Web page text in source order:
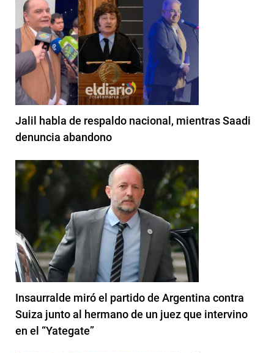
Jalil habla de respaldo nacional, mientras Saadi
denuncia abandono
Insaurralde miró el partido de Argentina contra
Suiza junto al hermano de un juez que intervino
en el “Yategate”